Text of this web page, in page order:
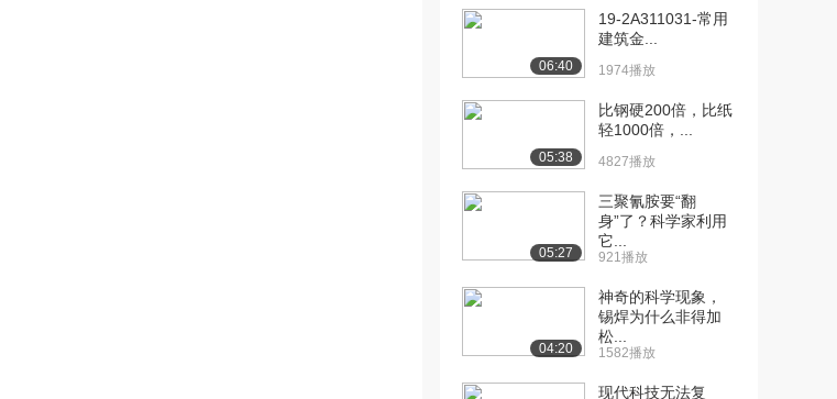
3.2万播放
[11] 生物医用高分子材料
（中）
[12] 生物医用高分子材料
[13] 纳米生物医用材料
13:22
[14] 纳米生物医用材料
4221播放
13:35
06:40
19-2A311031-常用
建筑金...
1974播放
05:38
比钢硬200倍，比纸
轻1000倍，...
4827播放
05:27
三聚氰胺要“翻
身”了？科学家利用
它...
921播放
04:20
神奇的科学现象，
锡焊为什么非得加
松...
1582播放
现代科技无法复